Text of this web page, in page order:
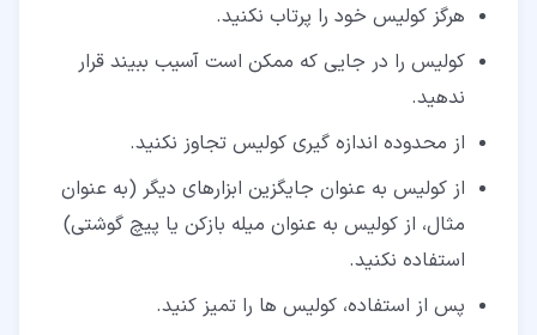
هرگز کولیس خود را پرتاب نکنید.
کولیس را در جایی که ممکن است آسیب ببیند قرار
ندهید.
از محدوده اندازه گیری کولیس تجاوز نکنید.
از کولیس به عنوان جایگزین ابزارهای دیگر (به عنوان
مثال، از کولیس به عنوان میله بازکن یا پیچ گوشتی)
استفاده نکنید.
پس از استفاده، کولیس ها را تمیز کنید.